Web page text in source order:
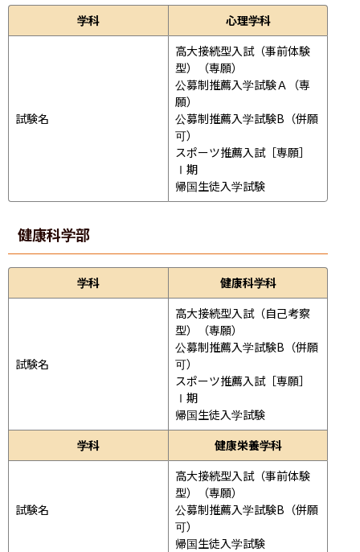
学科 心理学科
試験名
高大接続型入試（事前体験
型）（専願）
公募制推薦入学試験Ａ（専
願）
公募制推薦入学試験B（併願
可）
スポーツ推薦入試［専願］
Ⅰ期
帰国生徒入学試験
健康科学部
学科 健康科学科
試験名
高大接続型入試（自己考察
型）（専願）
公募制推薦入学試験B（併願
可）
スポーツ推薦入試［専願］
Ⅰ期
帰国生徒入学試験
学科
健康栄養学科
試験名
高大接続型入試（事前体験
型）（専願）
公募制推薦入学試験B（併願
可）
帰国生徒入学試験